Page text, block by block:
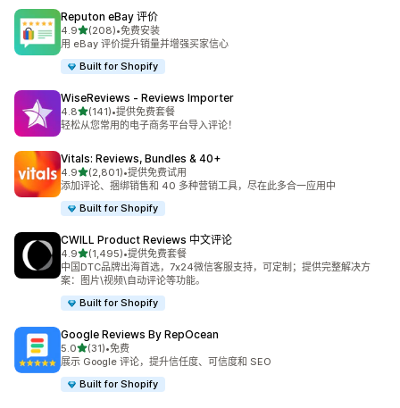
Reputon eBay 评价
4.9星（满分 5 星）
(208)
总共 208 条评论
•免费安装
用 eBay 评价提升销量并增强买家信心
Built for Shopify
WiseReviews ‑ Reviews Importer
4.8星（满分 5 星）
(141)
总共 141 条评论
•提供免费套餐
轻松从您常用的电子商务平台导入评论！
Vitals: Reviews, Bundles & 40+
4.9星（满分 5 星）
(2,801)
总共 2801 条评论
•提供免费试用
添加评论、捆绑销售和 40 多种营销工具，尽在此多合一应用中
Built for Shopify
CWILL Product Reviews 中文评论
4.9星（满分 5 星）
(1,495)
总共 1495 条评论
•提供免费套餐
中国DTC品牌出海首选，7x24微信客服支持，可定制；提供完整解决方
案：图片\视频\自动评论等功能。
Built for Shopify
Google Reviews By RepOcean
5.0星（满分 5 星）
(31)
总共 31 条评论
•免费
展示 Google 评论，提升信任度、可信度和 SEO
Built for Shopify